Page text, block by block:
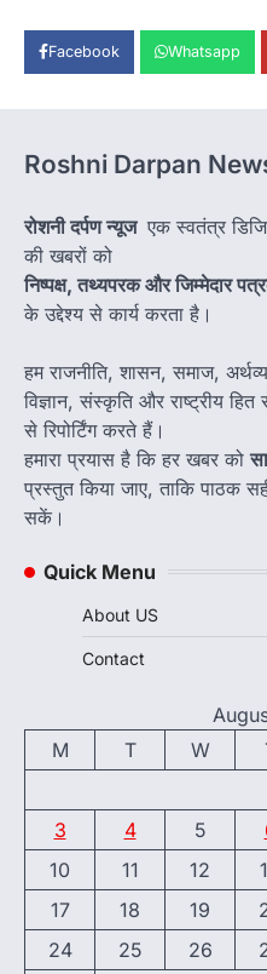
Facebook Whatsapp
Roshni Darpan
रोशनी दर्पण न्यूज एक स्वतंत्र
की खबरों को
निष्पक्ष, तथ्यपरक और जिम्मेदार
के उद्देश्य से कार्य करता है।
हम राजनीति, शासन, समाज,
विज्ञान, संस्कृति और राष्ट्रीय
से रिपोर्टिंग करते हैं।
हमारा प्रयास है कि हर खबर को
प्रस्तुत किया जाए, ताकि पाठक
सकें।
Quick Menu
About US
Contact
M
T W
3
4 5
10
11 12
17
18 19
24
25 26